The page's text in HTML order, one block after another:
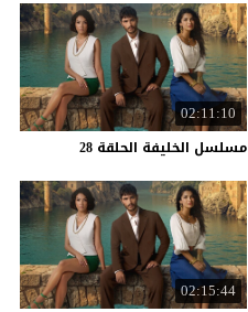
02:11:10
مسلسل الخليفة الحلقة 28
02:15:44